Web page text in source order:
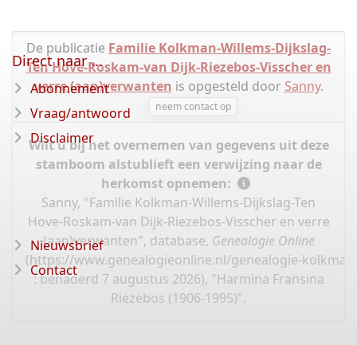
De publicatie Familie Kolkman-Willems-Dijkslag-
Ten Hove-Roskam-van Dijk-Riezebos-Visscher en
verre (aan)verwanten is opgesteld door Sanny.
neem contact op
Wilt u bij het overnemen van gegevens uit deze
stamboom alstublieft een verwijzing naar de
herkomst opnemen:
Sanny, "Familie Kolkman-Willems-Dijkslag-Ten
Hove-Roskam-van Dijk-Riezebos-Visscher en verre
(aan)verwanten", database, Genealogie Online
(https://www.genealogieonline.nl/genealogie-
: benaderd 7 augustus 2026), "Harmina Fransina
Riezebos (1906-1995)".
Direct naar ...
Abonnement
Vraag/antwoord
Disclaimer
Nieuwsbrief
Contact